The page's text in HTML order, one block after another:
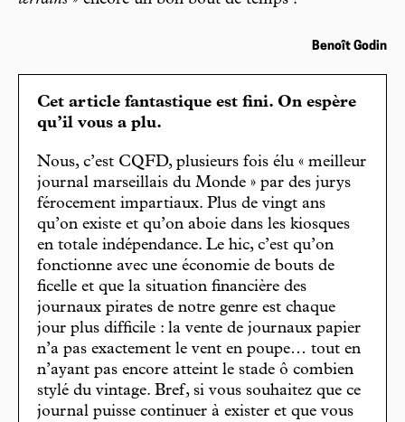
Benoît Godin
Cet article fantastique est fini. On espère
qu’il vous a plu.
Nous, c’est CQFD, plusieurs fois élu « meilleur
journal marseillais du Monde » par des jurys
férocement impartiaux. Plus de vingt ans
qu’on existe et qu’on aboie dans les kiosques
en totale indépendance. Le hic, c’est qu’on
fonctionne avec une économie de bouts de
ficelle et que la situation financière des
journaux pirates de notre genre est chaque
jour plus difficile : la vente de journaux papier
n’a pas exactement le vent en poupe… tout en
n’ayant pas encore atteint le stade ô combien
stylé du vintage. Bref, si vous souhaitez que ce
journal puisse continuer à exister et que vous